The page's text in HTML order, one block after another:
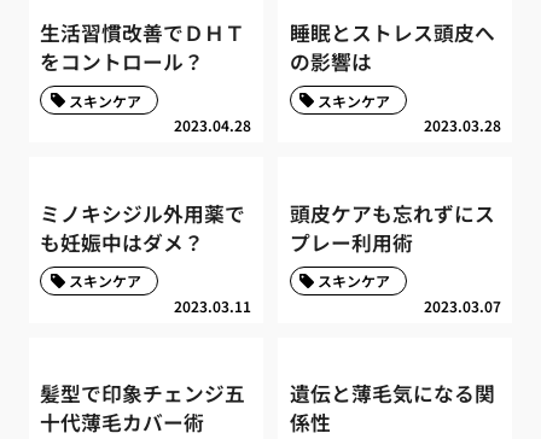
生活習慣改善でＤＨＴ
をコントロール？
2023.04.28
スキンケア
睡眠とストレス頭皮へ
の影響は
2023.03.28
スキンケア
ミノキシジル外用薬で
も妊娠中はダメ？
2023.03.11
スキンケア
頭皮ケアも忘れずにス
プレー利用術
2023.03.07
スキンケア
髪型で印象チェンジ五
十代薄毛カバー術
遺伝と薄毛気になる関
係性